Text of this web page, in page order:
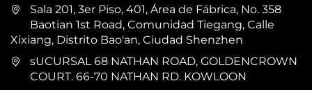
Sala 201, 3er Piso, 401, Área de Fábrica, No. 358
Baotian 1st Road, Comunidad Tiegang, Calle
Xixiang, Distrito Bao'an, Ciudad Shenzhen
sUCURSAL 68 NATHAN ROAD, GOLDENCROWN
COURT. 66-70 NATHAN RD. KOWLOON